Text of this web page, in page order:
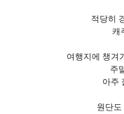
적당히
캐
여행지에 챙겨
주
아주
원단도